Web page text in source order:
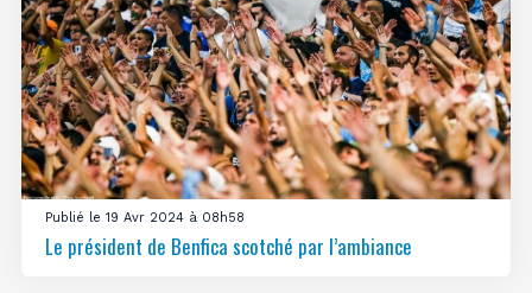
Publié le 19 Avr 2024 à 08h58
Le président de Benfica scotché par l’ambiance